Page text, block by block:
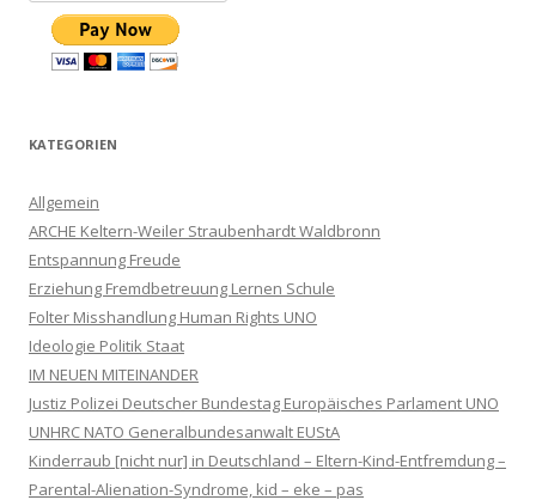
KATEGORIEN
Allgemein
ARCHE Keltern-Weiler Straubenhardt Waldbronn
Entspannung Freude
Erziehung Fremdbetreuung Lernen Schule
Folter Misshandlung Human Rights UNO
Ideologie Politik Staat
IM NEUEN MITEINANDER
Justiz Polizei Deutscher Bundestag Europäisches Parlament UNO
UNHRC NATO Generalbundesanwalt EUStA
Kinderraub [nicht nur] in Deutschland – Eltern-Kind-Entfremdung –
Parental-Alienation-Syndrome, kid – eke – pas